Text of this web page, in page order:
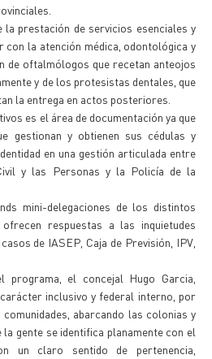
prestación de servicios esenciales y
con la atención médica, odontológica y
de oftalmólogos que recetan anteojos
y de los protesistas dentales, que
la entrega en actos posteriores.
es el área de documentación ya que
gestionan y obtienen sus cédulas y
en una gestión articulada entre
y las Personas y la Policía de la
mini-delegaciones de los distintos
respuestas a las inquietudes
de IASEP, Caja de Previsión, IPV,
programa, el concejal Hugo Garcia,
inclusivo y federal interno, por
abarcando las colonias y
gente se identifica planamente con el
un claro sentido de pertenencia,